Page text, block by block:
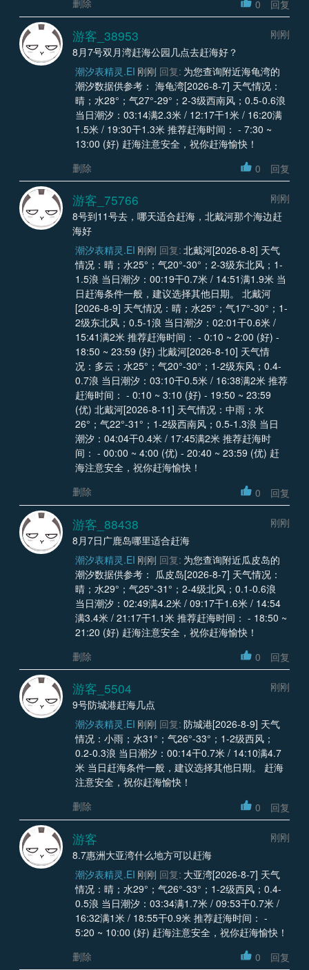
删除 0 回复
游客_38953
刚刚
8月7号双月湾赶海公园几点去赶海好？
潮汐表精灵.EI 刚刚 回复: 为您查询附近海龟湾的
潮汐数据供参考： 海龟湾[2026-8-7] 天气情况：
晴；水28°；气27°-29°；2-3级西南风；0.5-0.6浪
当日潮汐：03:14满2.3米 / 12:17干1米 / 16:20满
1.5米 / 19:30干1.3米 推荐赶海时间： - 7:30 ~
13:00 (好) 赶海注意安全，祝你赶海愉快！
删除
0 回复
游客_75766
刚刚
8号到11号去，哪天适合赶海，北戴河那个海边赶
海好
潮汐表精灵.EI 刚刚 回复: 北戴河[2026-8-8] 天气
情况：晴；水25°；气20°-30°；2-3级东北风；1-
1.5浪 当日潮汐：00:19干0.7米 / 14:51满1.9米 当
日赶海条件一般，建议选择其他日期。 北戴河
[2026-8-9] 天气情况：晴；水25°；气17°-30°；1-
2级东北风；0.5-1浪 当日潮汐：02:01干0.6米 /
15:41满2米 推荐赶海时间： - 0:10 ~ 2:00 (好) -
18:50 ~ 23:59 (好) 北戴河[2026-8-10] 天气情
况：多云；水25°；气20°-30°；1-2级东风；0.4-
0.7浪 当日潮汐：03:10干0.5米 / 16:38满2米 推荐
赶海时间： - 0:10 ~ 3:10 (好) - 19:50 ~ 23:59
(优) 北戴河[2026-8-11] 天气情况：中雨；水
26°；气22°-31°；1-2级西南风；0.5-1.3浪 当日
潮汐：04:04干0.4米 / 17:45满2米 推荐赶海时
间： - 00:00 ~ 4:00 (优) - 20:40 ~ 23:59 (优) 赶
海注意安全，祝你赶海愉快！
删除
0 回复
游客_88438
刚刚
8月7日广鹿岛哪里适合赶海
潮汐表精灵.EI 刚刚 回复: 为您查询附近瓜皮岛的
潮汐数据供参考： 瓜皮岛[2026-8-7] 天气情况：
晴；水29°；气25°-31°；2-4级北风；0.1-0.6浪
当日潮汐：02:49满4.2米 / 09:17干1.6米 / 14:54
满3.4米 / 21:17干1.1米 推荐赶海时间： - 18:50 ~
21:20 (好) 赶海注意安全，祝你赶海愉快！
删除
0 回复
游客_5504
刚刚
9号防城港赶海几点
潮汐表精灵.EI 刚刚 回复: 防城港[2026-8-9] 天气
情况：小雨；水31°；气26°-33°；1-2级西风；
0.2-0.3浪 当日潮汐：00:14干0.7米 / 14:10满4.7
米 当日赶海条件一般，建议选择其他日期。 赶海
注意安全，祝你赶海愉快！
删除
0 回复
游客
刚刚
8.7惠洲大亚湾什么地方可以赶海
潮汐表精灵.EI 刚刚 回复: 大亚湾[2026-8-7] 天气
情况：晴；水29°；气26°-33°；1-2级西风；0.4-
0.5浪 当日潮汐：03:34满1.7米 / 09:53干0.7米 /
16:32满1米 / 18:55干0.9米 推荐赶海时间： -
5:20 ~ 10:00 (好) 赶海注意安全，祝你赶海愉快！
删除
0 回复